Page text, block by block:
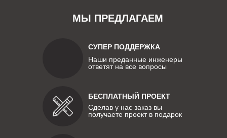
МЫ ПРЕДЛАГАЕМ
СУПЕР ПОДДЕРЖКА
Наши преданные инженеры
ответят на все вопросы
БЕСПЛАТНЫЙ ПРОЕКТ
Сделав у нас заказ вы
получаете проект в подарок